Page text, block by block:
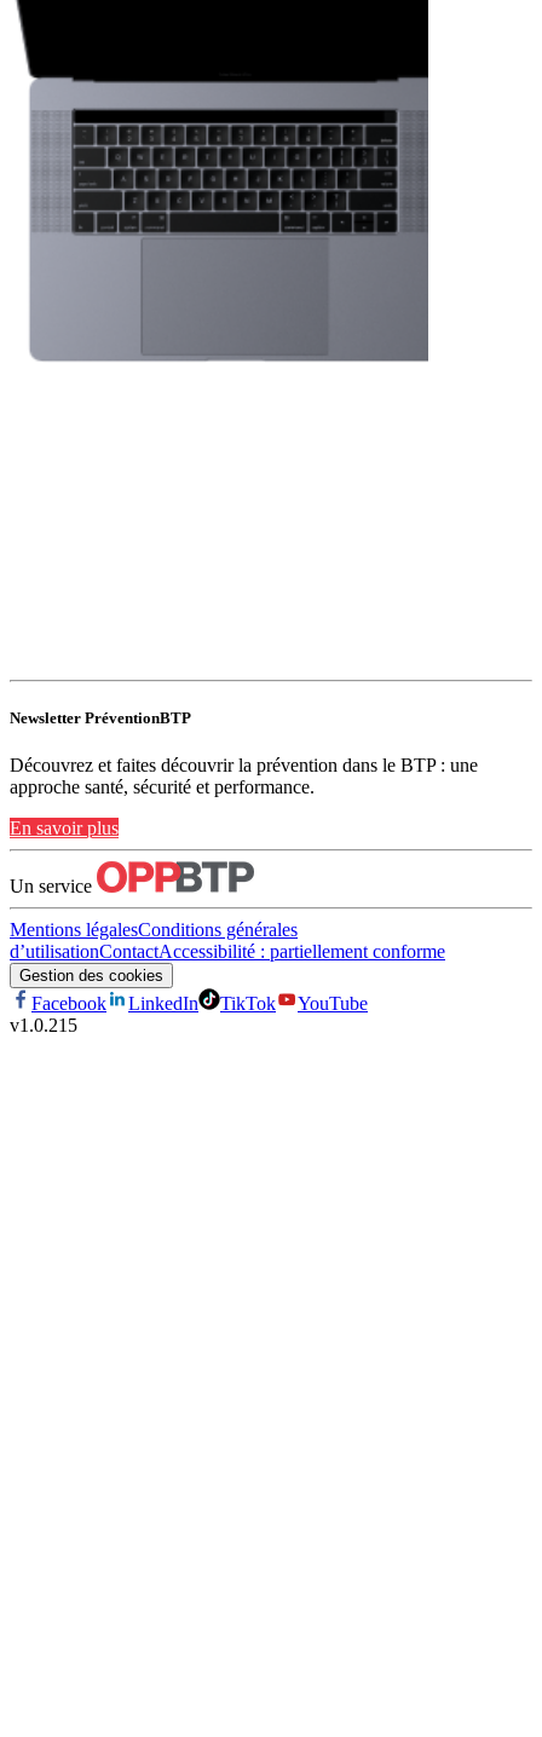
Newsletter PréventionBTP
Découvrez et faites découvrir la prévention dans le BTP : une
approche santé, sécurité et performance.
En savoir plus
Un service
Mentions légalesConditions générales
d’utilisationContactAccessibilité : partiellement conforme
Gestion des cookies
Facebook LinkedIn TikTok
YouTube
v1.0.215